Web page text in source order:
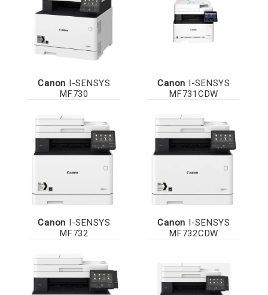
Canon I-SENSYS
MF730
Canon I-SENSYS
MF731CDW
Canon I-SENSYS
MF732
Canon I-SENSYS
MF732CDW